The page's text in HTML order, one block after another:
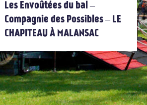
Les Envoûtées du bal –
Compagnie des Possibles – LE
CHAPITEAU À MALANSAC